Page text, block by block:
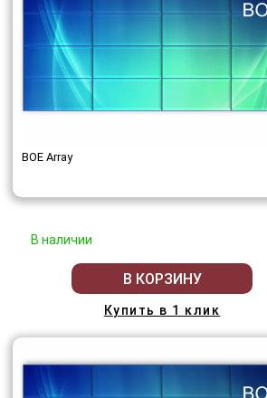
BOE Array
В наличии
В КОРЗИНУ
Купить в 1 клик